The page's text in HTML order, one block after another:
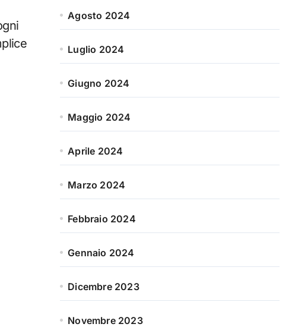
Agosto 2024
Luglio 2024
Giugno 2024
Maggio 2024
Aprile 2024
Marzo 2024
Febbraio 2024
Gennaio 2024
Dicembre 2023
Novembre 2023